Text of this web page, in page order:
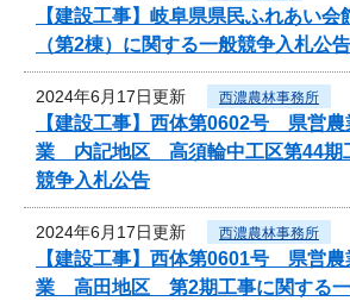
【建設工事】岐阜県県民ふれあい
（第2棟）に関する一般競争入札公告
2024年6月17日更新 西濃農林事務所
【建設工事】西体第0602号 県営
業 内記地区 高須輪中工区第44期
競争入札公告
2024年6月17日更新 西濃農林事務所
【建設工事】西体第0601号 県営
業 高田地区 第2期工事に関する一